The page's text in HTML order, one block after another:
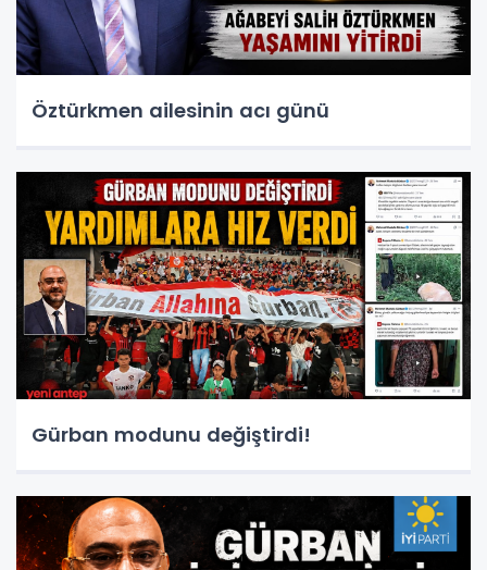
Öztürkmen ailesinin acı günü
Gürban modunu değiştirdi!